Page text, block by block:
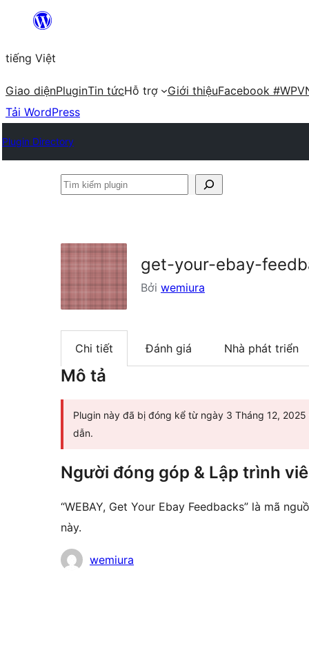
Chuyển
phần
nội
dung
tiếng Việt
Giao diệnPluginTin tứcHỗ trợ Giới thiệuFacebook
Tải WordPress
Plugin Directory
Tìm
get-your-ebay-
Bởi wemiura
Chi tiết Đánh giá Nhà phát triển
Mô tả
Plugin này đã bị đóng kể từ ngày 3 Tháng 12,
dẫn.
Người đóng góp & Lập trình
“WEBAY, Get Your Ebay Feedbacks” là mã
này.
Nhữngwemiura